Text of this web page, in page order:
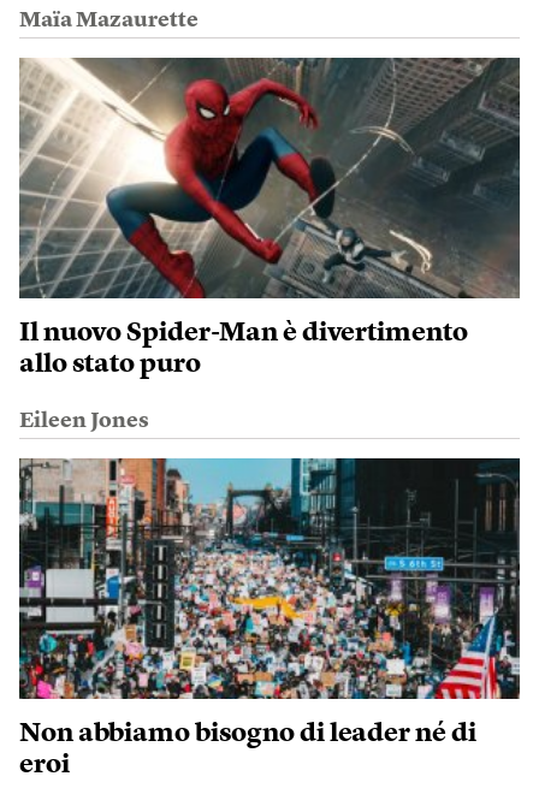
Maïa Mazaurette
Il nuovo Spider-Man è divertimento
allo stato puro
Eileen Jones
Non abbiamo bisogno di leader né di
eroi